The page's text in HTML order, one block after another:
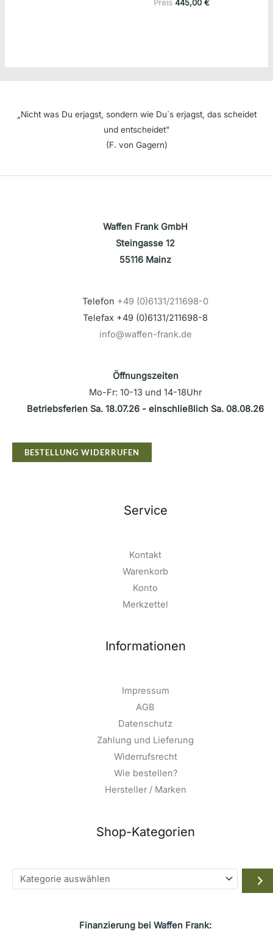
Preis 445,00 €
„Nicht was Du erjagst, sondern wie Du`s erjagst, das scheidet
und entscheidet"
(F. von Gagern)
Waffen Frank GmbH
Steingasse 12
55116 Mainz
Telefon +49 (0)6131/211698-0
Telefax +49 (0)6131/211698-8
info@waffen-frank.de
Öffnungszeiten
Mo-Fr: 10-13 und 14-18Uhr
Betriebsferien Sa. 18.07.26 - einschließlich Sa. 08.08.26
BESTELLUNG WIDERRUFEN
Service
Kontakt
Warenkorb
Konto
Merkzettel
Informationen
Impressum
AGB
Datenschutz
Zahlung und Lieferung
Widerrufsrecht
Wie bestellen?
Hersteller / Marken
Shop-Kategorien
Kategorie
auswählen
Finanzierung bei Waffen Frank: